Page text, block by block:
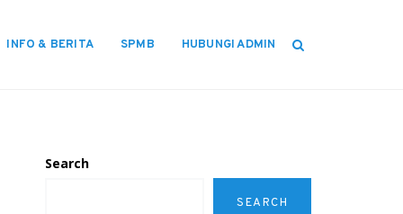
INFO & BERITA SPMB HUBUNGI ADMIN
Search
SEARCH